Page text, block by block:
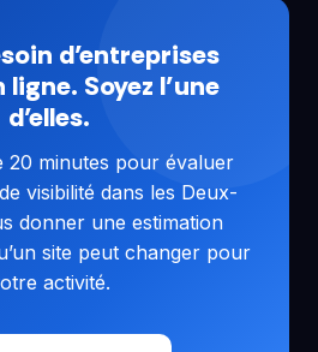
d’entreprises
Soyez l’une
d’elles.
20 minutes pour évaluer
visibilité dans les Deux-
donner une estimation
site peut changer pour
activité.